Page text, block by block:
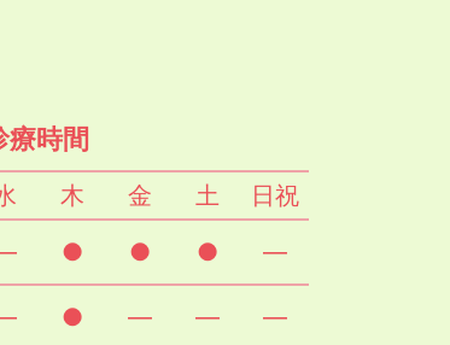
時間
木 金 土
日祝
● ● ● ―
● ― ― ―